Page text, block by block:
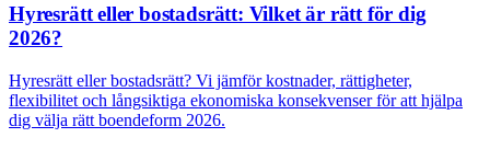
Hyresrätt eller bostadsrätt: Vilket är rätt för dig
2026?
Hyresrätt eller bostadsrätt? Vi jämför kostnader, rättigheter,
flexibilitet och långsiktiga ekonomiska konsekvenser för att hjälpa
dig välja rätt boendeform 2026.